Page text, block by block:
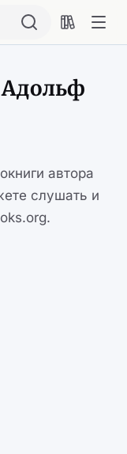
Адольф
автора
слушать и